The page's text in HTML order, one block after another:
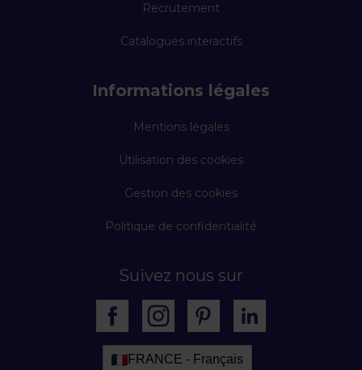
Recrutement
Catalogues interactifs
Informations légales
Mentions légales
Utilisation des cookies
Gestion des cookies
Politique de confidentialité
Suivez nous sur
FRANCE - Français